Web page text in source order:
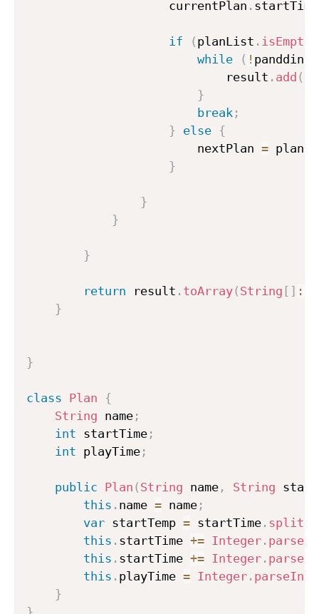
                    currentPlan
. startTime
if ( planList . isEmpty
while
( ! pandding
                            result
. add (
}
break ;
} else {
                        nextPlan
=
}
}
}
}
return result . toArray( String [ ] ::
}
}
class Plan
{
String name ;
int startTime ;
int playTime ;
public Plan ( String name , String
this . name = name ;
var startTemp = startTime . split
this . startTime += Integer .
this . startTime += Integer .
this . playTime = Integer . parseInt
}